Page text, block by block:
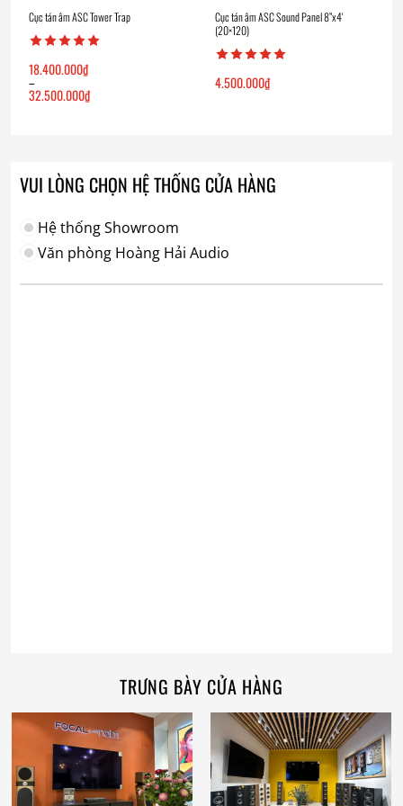
Cục tán âm ASC Tower Trap
18.400.000₫
–
32.500.000₫
Cục tán âm ASC Sound Panel 8”x4′
(20×120)
4.500.000₫
VUI LÒNG CHỌN HỆ THỐNG CỬA HÀNG
Hệ thống Showroom
Văn phòng Hoàng Hải Audio
TRƯNG BÀY CỬA HÀNG